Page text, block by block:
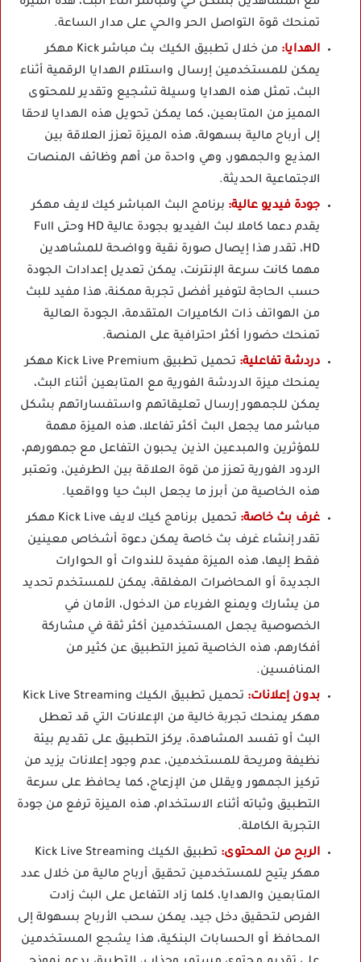
مع المشاهدين بشكل حي ومباشر أثناء البث، هذه الميزة
تمنحك قوة التواصل الحر والحي على مدار الساعة.
الهدايا:
من خلال تطبيق الكيك بث مباشر Kick مهكر
يمكن للمستخدمين إرسال واستلام الهدايا الرقمية أثناء
البث، تمثل هذه الهدايا وسيلة تشجيع وتقدير للمحتوى
المميز من المتابعين، كما يمكن تحويل هذه الهدايا لاحقا
إلى أرباح مالية بسهولة، هذه الميزة تعزز العلاقة بين
المذيع والجمهور، وهي واحدة من أهم وظائف المنصات
الاجتماعية الحديثة.
جودة فيديو عالية: برنامج البث المباشر كيك لايف مهكر
يقدم دعما كاملا لبث الفيديو بجودة عالية HD وحتى Full
HD، تقدر هذا إيصال صورة نقية وواضحة للمشاهدين
مهما كانت سرعة الإنترنت، يمكن تعديل إعدادات الجودة
حسب الحاجة لتوفير أفضل تجربة ممكنة، هذا مفيد للبث
من الهواتف ذات الكاميرات المتقدمة، الجودة العالية
تمنحك حضورا أكثر احترافية على المنصة.
دردشة تفاعلية:
تحميل تطبيق Kick Live Premium مهكر
يمنحك ميزة الدردشة الفورية مع المتابعين أثناء البث،
يمكن للجمهور إرسال تعليقاتهم واستفساراتهم بشكل
مباشر مما يجعل البث أكثر تفاعلا، هذه الميزة مهمة
للمؤثرين والمبدعين الذين يحبون التفاعل مع جمهورهم،
الردود الفورية تعزز من قوة العلاقة بين الطرفين، وتعتبر
هذه الخاصية من أبرز ما يجعل البث حيا وواقعيا.
غرف بث خاصة:
تحميل برنامج كيك لايف Kick Live مهكر
تقدر إنشاء غرف بث خاصة يمكن دعوة أشخاص معينين
فقط إليها، هذه الميزة مفيدة للندوات أو الحوارات
الجديدة أو المحاضرات المغلقة، يمكن للمستخدم تحديد
من يشارك ويمنع الغرباء من الدخول، الأمان في
الخصوصية يجعل المستخدمين أكثر ثقة في مشاركة
أفكارهم، هذه الخاصية تميز التطبيق عن كثير من
المنافسين.
بدون إعلانات:
تحميل تطبيق الكيك Kick Live Streaming
مهكر يمنحك تجربة خالية من الإعلانات التي قد تعطل
البث أو تفسد المشاهدة، يركز التطبيق على تقديم بيئة
نظيفة ومريحة للمستخدمين، عدم وجود إعلانات يزيد من
تركيز الجمهور ويقلل من الإزعاج، كما يحافظ على سرعة
التطبيق وثباته أثناء الاستخدام، هذه الميزة ترفع من جودة
التجربة الكاملة.
الربح من المحتوى:
تطبيق الكيك Kick Live Streaming
مهكر يتيح للمستخدمين تحقيق أرباح مالية من خلال عدد
المتابعين والهدايا، كلما زاد التفاعل على البث زادت
الفرص لتحقيق دخل جيد، يمكن سحب الأرباح بسهولة إلى
المحافظ أو الحسابات البنكية، هذا يشجع المستخدمين